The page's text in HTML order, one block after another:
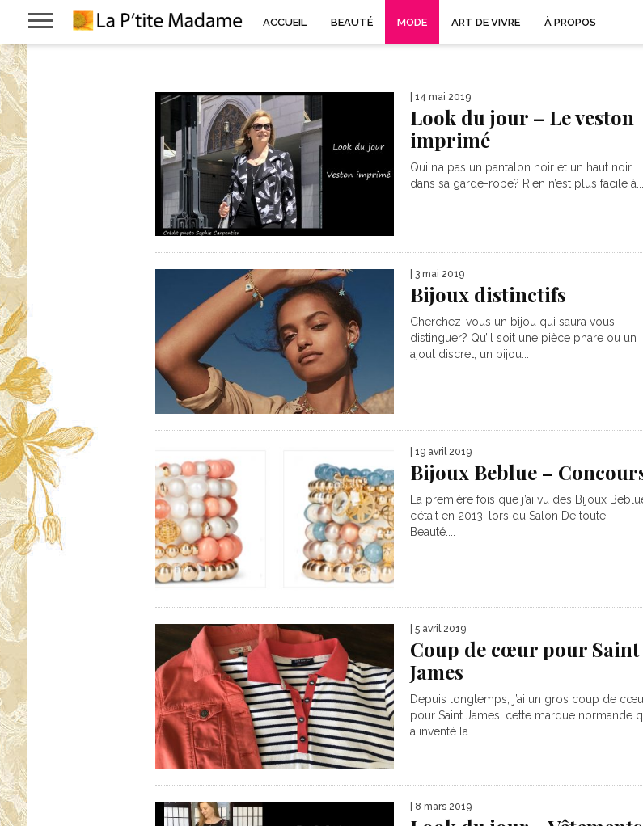
ACCUEIL BEAUTÉ MODE ART DE VIVRE À PROPOS
| 14 mai 2019
Look du jour – Le veston
imprimé
Qui n’a pas un pantalon noir et un haut noir
dans sa garde-robe? Rien n’est plus facile à...
| 3 mai 2019
Bijoux distinctifs
Cherchez-vous un bijou qui saura vous
distinguer? Qu’il soit une pièce phare ou un
ajout discret, un bijou...
| 19 avril 2019
Bijoux Beblue –
La première fois que j’ai vu des Bijoux
c’était en 2013, lors du Salon De toute
Beauté....
| 5 avril 2019
Coup de cœur pour Saint
James
Depuis longtemps, j’ai un gros coup de
pour Saint James, cette marque normande
a inventé la...
| 8 mars 2019